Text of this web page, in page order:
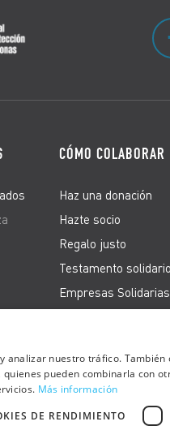
CÓMO COLABORAR
Haz una donación
Hazte socio
Regalo justo
Testamento solidario
Empresas Solidarias
de
analizar nuestro tráfico.
pueden combinarla con
Más información
DE RENDIMIENTO